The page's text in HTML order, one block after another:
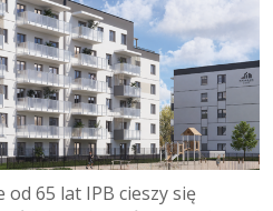
od 65 lat IPB cieszy się